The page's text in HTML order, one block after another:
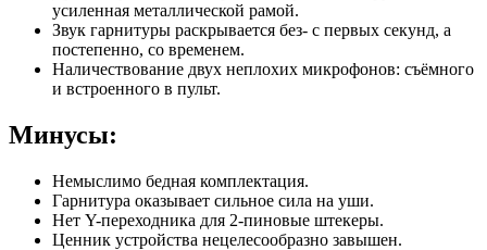
усиленная металлической рамой.
Звук гарнитуры раскрывается без- с первых секунд, а
постепенно, со временем.
Наличествование двух неплохих микрофонов: съёмного
и встроенного в пульт.
Минусы:
Немыслимо бедная комплектация.
Гарнитура оказывает сильное сила на уши.
Нет Y-переходника для 2-пиновые штекеры.
Ценник устройства нецелесообразно завышен.